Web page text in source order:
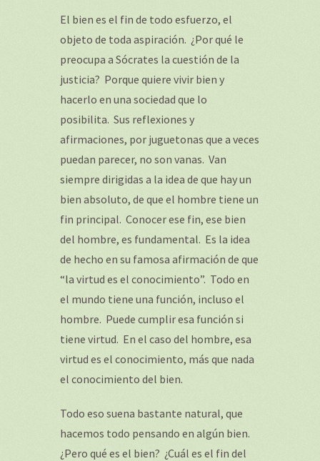
El bien es el fin de todo esfuerzo, el
objeto de toda aspiración. ¿Por qué le
preocupa a Sócrates la cuestión de la
justicia? Porque quiere vivir bien y
hacerlo en una sociedad que lo
posibilita. Sus reflexiones y
afirmaciones, por juguetonas que a veces
puedan parecer, no son vanas. Van
siempre dirigidas a la idea de que hay un
bien absoluto, de que el hombre tiene un
fin principal. Conocer ese fin, ese bien
del hombre, es fundamental. Es la idea
de hecho en su famosa afirmación de que
“la virtud es el conocimiento”. Todo en
el mundo tiene una función, incluso el
hombre. Puede cumplir esa función si
tiene virtud. En el caso del hombre, esa
virtud es el conocimiento, más que nada
el conocimiento del bien.
Todo eso suena bastante natural, que
hacemos todo pensando en algún bien.
¿Pero qué es el bien? ¿Cuál es el fin del